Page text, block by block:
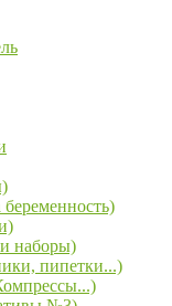
наборы)
пипетки...)